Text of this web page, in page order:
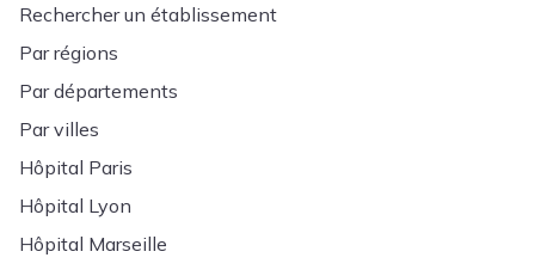
Rechercher un établissement
Par régions
Par départements
Par villes
Hôpital Paris
Hôpital Lyon
Hôpital Marseille